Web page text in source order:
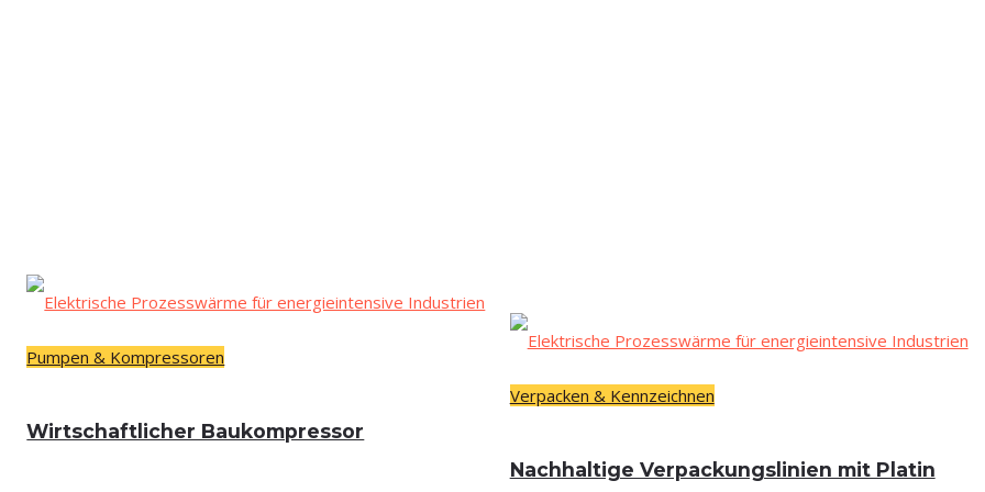
Pumpen & Kompressoren
Wirt­schaft­li­cher Baukompressor
Verpacken & Kennzeichnen
Nach­hal­ti­ge Ver­pa­ckungs­li­ni­en mit Pla­tin